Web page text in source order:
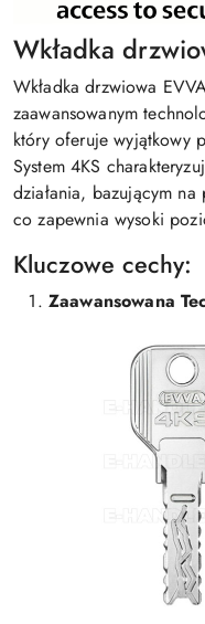
Wkładka
Wkładka drzwiowa
zaawansowanym
który oferuje wyjątkowy
System 4KS
działania, bazującym
co zapewnia wysoki
Kluczowe cechy:
Zaawansowana